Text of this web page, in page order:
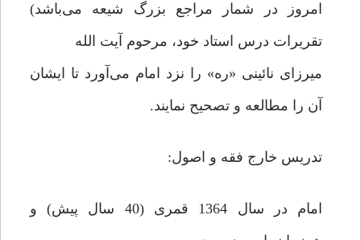
امروز در شمار مراجع بزرگ شیعه می‌باشد)
تقریرات درس استاد خود، مرحوم آیت الله
میرزای نائینی «ره» را نزد امام می‌آورد تا ایشان
آن را مطالعه و تصحیح نمایند.
تدریس خارج فقه و اصول:
امام در سال 1364 قمری (40 سال پیش) و